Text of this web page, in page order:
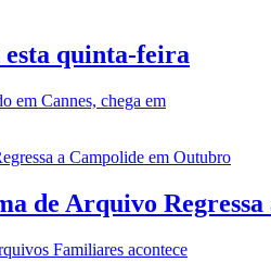
quinta-feira
em Cannes, chega em
de Arquivo
Familiares acontece